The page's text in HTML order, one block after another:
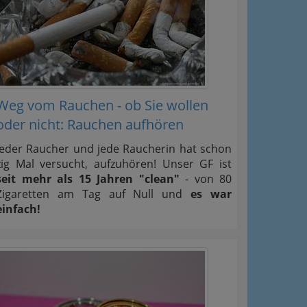
vom Rauchen - ob Sie wollen
nicht: Rauchen aufhören
Raucher und jede Raucherin hat schon
Mal versucht, aufzuhören! Unser GF ist
mehr als 15 Jahren "clean" - von 80
am Tag auf Null undes war